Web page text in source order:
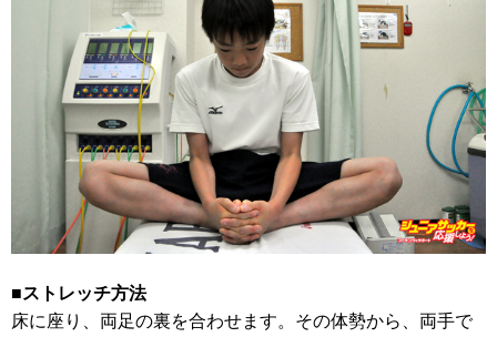
■ストレッチ方法
床に座り、両足の裏を合わせます。その体勢から、両手で